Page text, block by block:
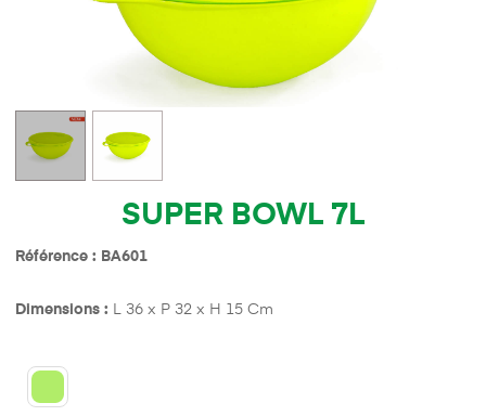
SUPER BOWL 7L
Référence : BA601
Dimensions : L 36 x P 32 x H 15 Cm